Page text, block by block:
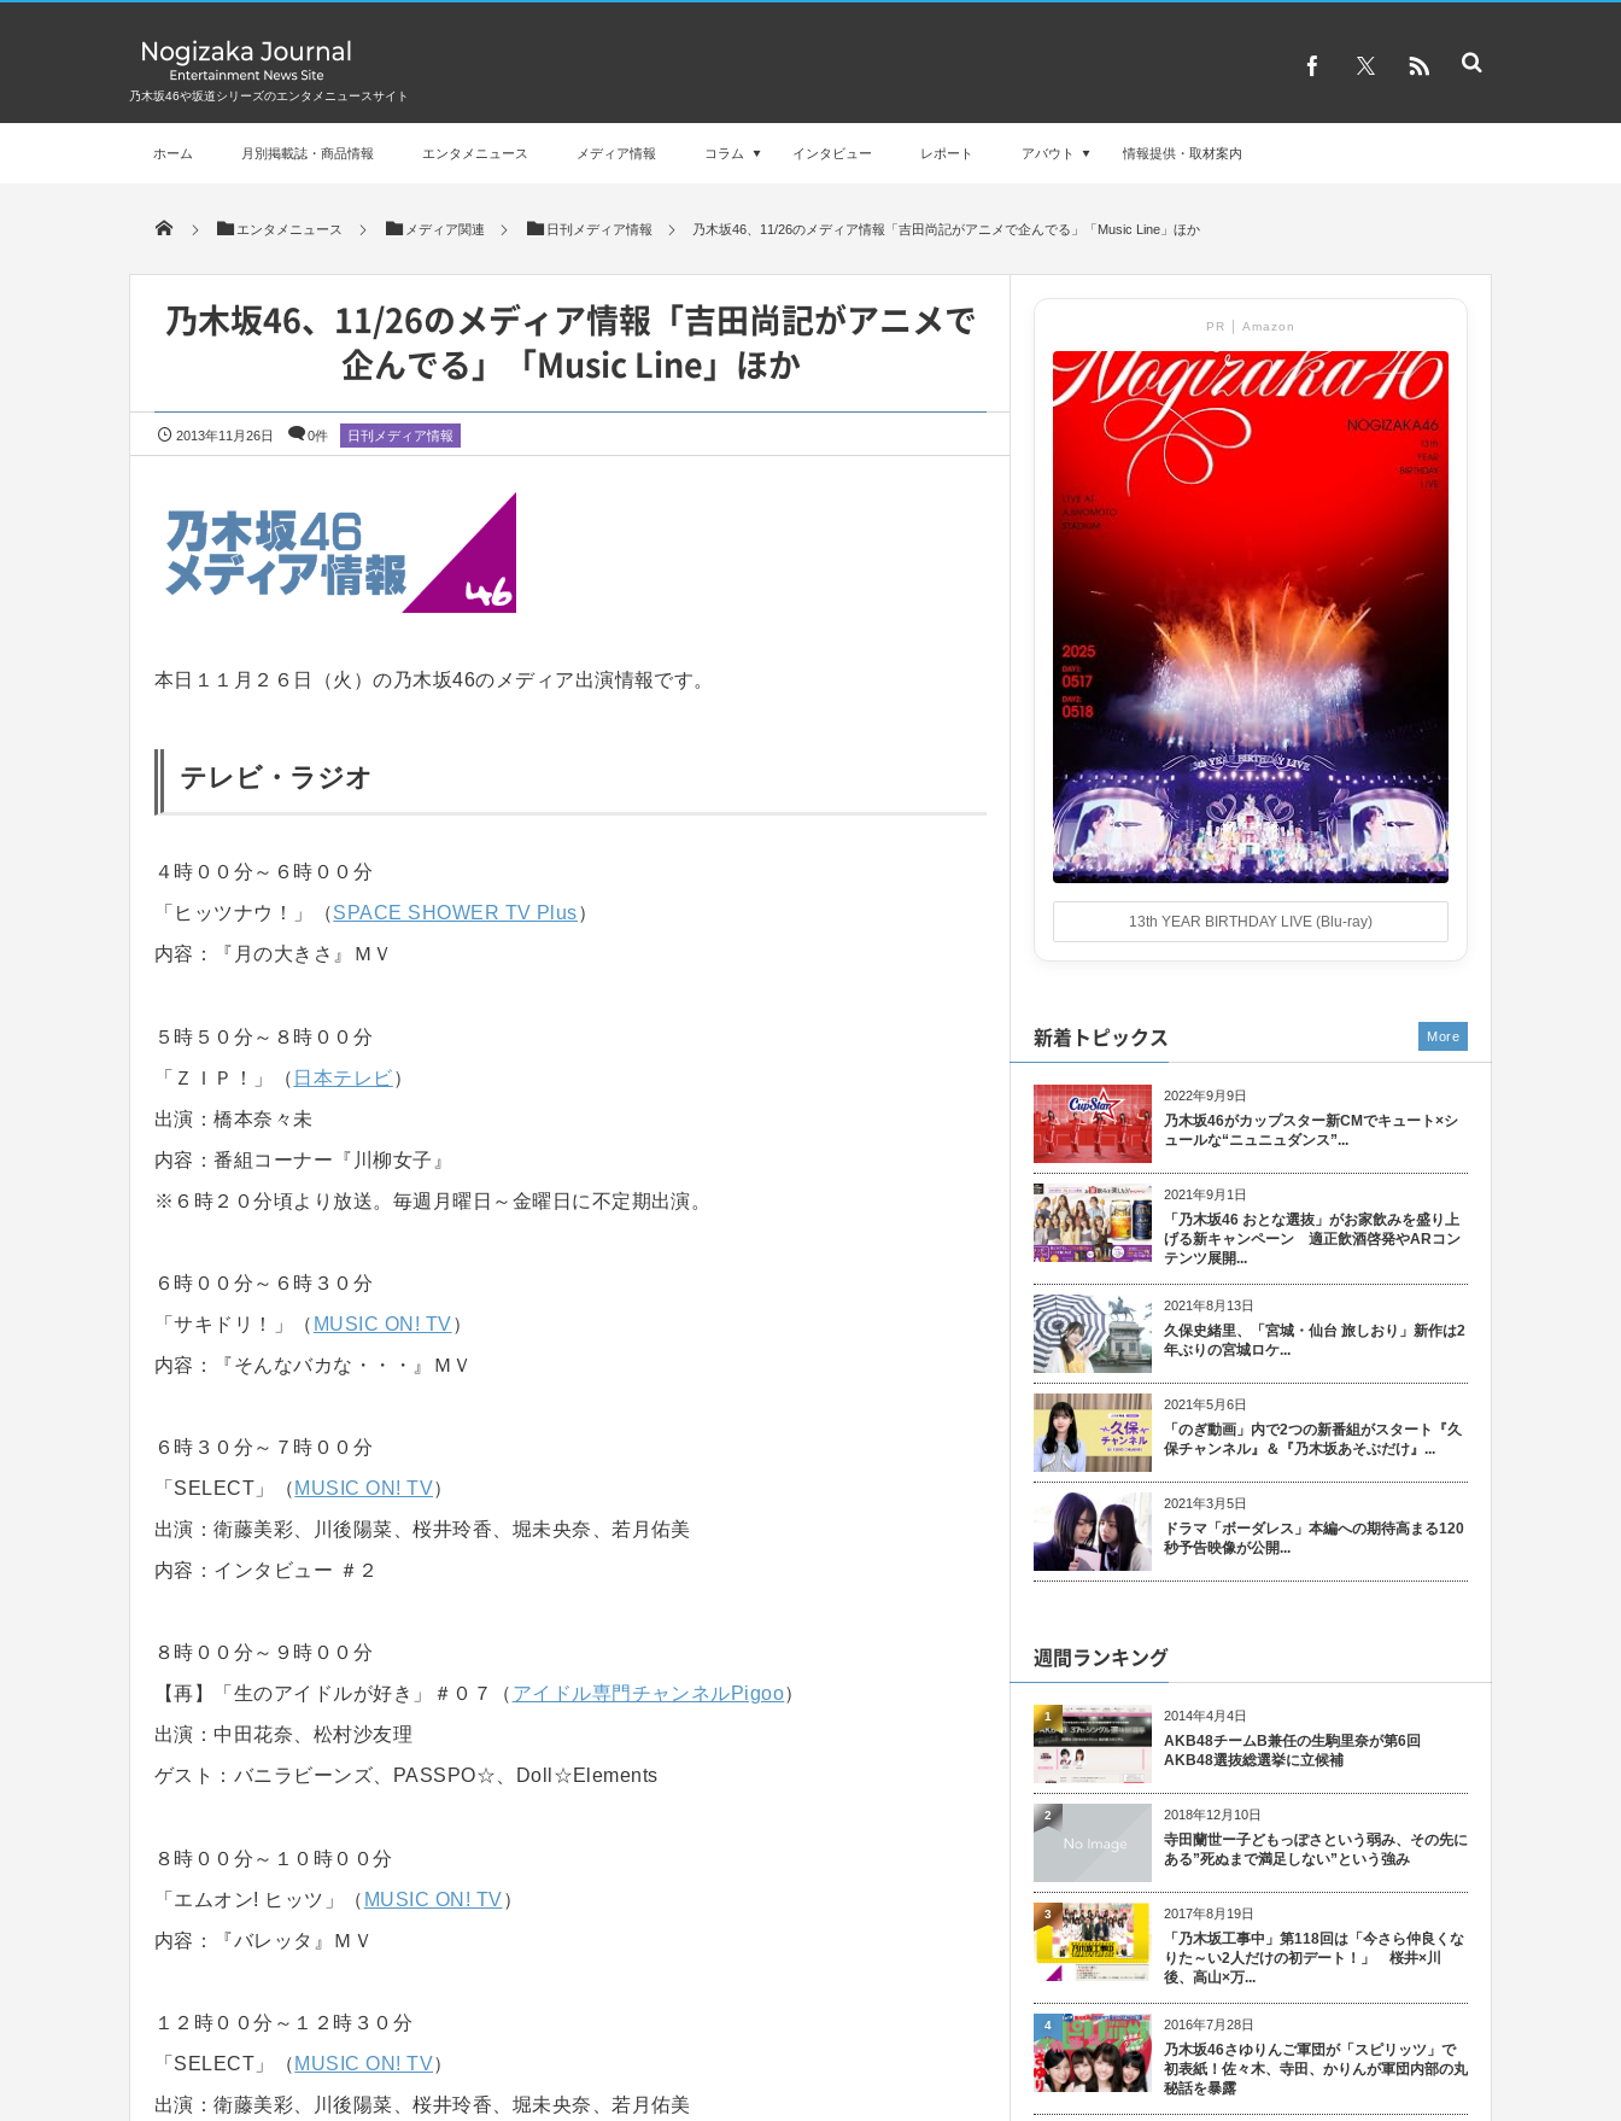
乃木坂46や坂道シリーズのエンタメニュースサイト
ホーム 月別掲載誌・商品情報 エンタメニュース メディア情報 コラム インタビュー レポート アバウト 情報提供・取材案内
エンタメニュース メディア関連 日刊メディア情報 乃木坂46、11/26のメディア情報「吉田尚記がアニメで企んでる」「Music Line」ほか
乃木坂46、11/26のメディア情報「吉田尚記がアニメで
企んでる」「Music Line」ほか
2013年11月26日 0件 日刊メディア情報
本日１１月２６日（火）の乃木坂46のメディア出演情報です。
テレビ・ラジオ
４時００分～６時００分
「ヒッツナウ！」（SPACE SHOWER TV Plus）
内容：『月の大きさ』ＭＶ
５時５０分～８時００分
「ＺＩＰ！」（ 日本テレビ）
出演：橋本奈々未
内容：番組コーナー『川柳女子』
※６時２０分頃より放送。毎週月曜日～金曜日に不定期出演。
６時００分～６時３０分
「サキドリ！」（ MUSIC ON! TV）
内容：『そんなバカな・・・』ＭＶ
６時３０分～７時００分
「SELECT」（ MUSIC ON! TV）
出演：衛藤美彩、川後陽菜、桜井玲香、堀未央奈、若月佑美
内容：インタビュー ＃２
８時００分～９時００分
【再】「生のアイドルが好き」＃０７（ アイドル専門チャンネルPigoo）
出演：中田花奈、松村沙友理
ゲスト：バニラビーンズ、PASSPO☆、Doll☆Elements
８時００分～１０時００分
「エムオン! ヒッツ」（ MUSIC ON! TV）
内容：『バレッタ』ＭＶ
１２時００分～１２時３０分
「SELECT」（ MUSIC ON! TV）
出演：衛藤美彩、川後陽菜、桜井玲香、堀未央奈、若月佑美
PR │ Amazon
13th YEAR BIRTHDAY LIVE (Blu-ray)
新着トピックス
2022年9月9日
乃木坂46がカップスター新CMでキュート×シ
ュールな“ニュニュダンス”...
2021年9月1日
「乃木坂46 おとな選抜」がお家飲みを盛り上
げる新キャンペーン 適正飲酒啓発やARコン
テンツ展開...
2021年8月13日
久保史緒里、「宮城・仙台 旅しおり」新作は2
年ぶりの宮城ロケ...
2021年5月6日
「のぎ動画」内で2つの新番組がスタート『久
保チャンネル』＆『乃木坂あそぶだけ』...
2021年3月5日
ドラマ「ボーダレス」本編への期待高まる120
秒予告映像が公開...
More
週間ランキング
2014年4月4日
AKB48チームB兼任の生駒里奈が第6回
AKB48選抜総選挙に立候補
1
2018年12月10日
寺田蘭世ー子どもっぽさという弱み、その先に
ある”死ぬまで満足しない”という強み
2
2017年8月19日
「乃木坂工事中」第118回は「今さら仲良くな
りた～い2人だけの初デート！」 桜井×川
後、高山×万...
3
2016年7月28日
乃木坂46さゆりんご軍団が「スピリッツ」で
初表紙！佐々木、寺田、かりんが軍団内部の丸
秘話を暴露
4